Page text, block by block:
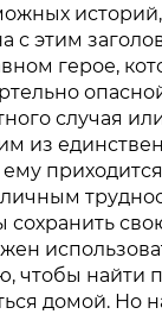
историй,
с этим
герое,
случая
из
приходится
сохранить
чтобы найти
домой. Но